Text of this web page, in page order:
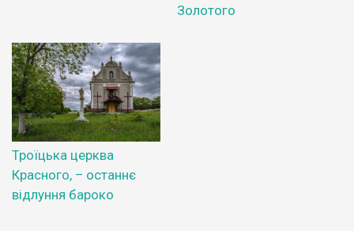
Золотого
Троїцька церква
Красного, – останнє
відлуння бароко